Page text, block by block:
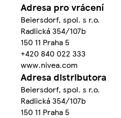
Adresa pro vrácení
Beiersdorf, spol. s r.o.
Radlická 354/107b
150 11 Praha 5
+420 840 022 333
www.nivea.com
Adresa distributora
Beiersdorf, spol. s r.o.
Radlická 354/107b
150 11 Praha 5